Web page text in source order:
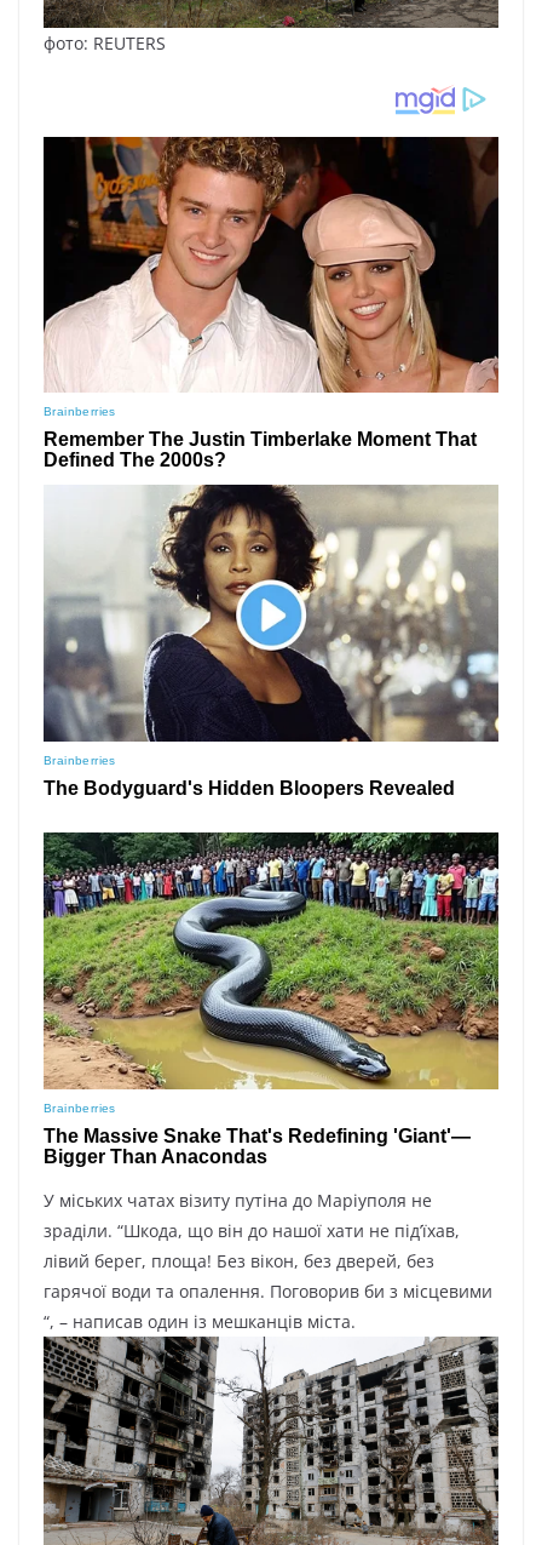
фото: REUTERS
У міських чатах візиту путіна до Маріуполя не
зраділи. “Шкода, що він до нашої хати не під’їхав,
лівий берег, площа! Без вікон, без дверей, без
гарячої води та опалення. Поговорив би з місцевими
“, – написав один із мешканців міста.